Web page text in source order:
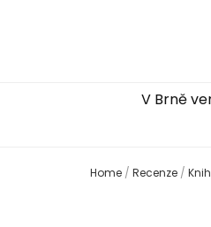
V Brně
Home / Recenze /